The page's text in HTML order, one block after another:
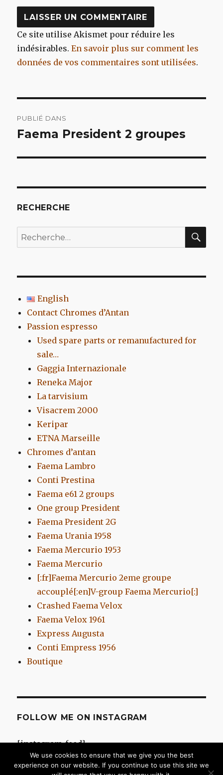
Ce site utilise Akismet pour réduire les
indésirables.En savoir plus sur comment les
données de vos commentaires sont utilisées.
de
PUBLIÉ DANS
Faema President 2 groupes
RECHERCHE
Recherche
pour
English
Contact Chromes d’Antan
Passion espresso
Used spare parts or remanufactured for
sale…
Gaggia Internazionale
Reneka Major
La tarvisium
Visacrem 2000
Keripar
ETNA Marseille
Chromes d’antan
Faema Lambro
Conti Prestina
Faema e61 2 groups
One group President
Faema President 2G
Faema Urania 1958
Faema Mercurio 1953
Faema Mercurio
[:fr]Faema Mercurio 2eme groupe
accouplé[:en]V-group Faema Mercurio[:]
Crashed Faema Velox
Faema Velox 1961
Express Augusta
Conti Empress 1956
Boutique
FOLLOW ME ON INSTAGRAM
[instagram-feed]
We use cookies to ensure that we give you the best
experience on our website. If you continue to use this site we